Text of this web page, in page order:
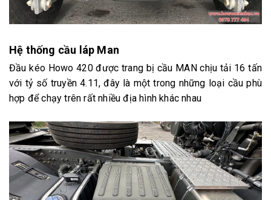
Hệ thống cầu láp Man
Đầu kéo Howo 420 được trang bị cầu MAN chịu tải 16 tấn
với tỷ số truyền 4.11, đây là một trong những loại cầu phù
hợp để chạy trên rất nhiều địa hình khác nhau